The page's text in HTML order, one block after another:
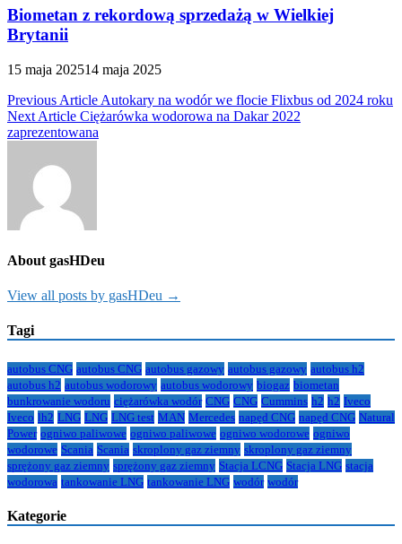
Biometan z rekordową sprzedażą w Wielkiej
Brytanii
15 maja 202514 maja 2025
Nawigacja
wpisu
Previous Article Autokary na wodór we flocie Flixbus od 2024 roku
Next Article Ciężarówka wodorowa na Dakar 2022
zaprezentowana
About gasHDeu
View all posts by gasHDeu →
Tagi
autobus CNG autobus CNG autobus gazowy autobus gazowy autobus h2
autobus h2 autobus wodorowy autobus wodorowy biogaz biometan
bunkrowanie wodoru ciężarówka wodór CNG CNG Cummins h2 h2 Iveco
Iveco lh2 LNG LNG LNG test MAN Mercedes napęd CNG napęd CNG Natural
Power ogniwo paliwowe ogniwo paliwowe ogniwo wodorowe ogniwo
wodorowe Scania Scania skroplony gaz ziemny skroplony gaz ziemny
sprężony gaz ziemny sprężony gaz ziemny Stacja LCNG Stacja LNG stacja
wodorowa tankowanie LNG tankowanie LNG wodór wodór
Kategorie